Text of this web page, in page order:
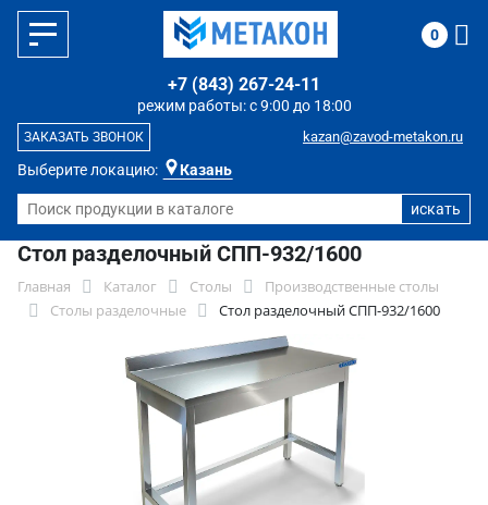
Выберите локацию: Казань
режим работы: с 9:00 до 18:00
+7 (843) 267-24-11
kazan@zavod-metakon.ru
ЗАКАЗАТЬ ЗВОНОК
0
Стол разделочный СПП-932/1600
Главная Каталог Столы
Производственные столы
Столы разделочные
Стол разделочный СПП-932/1600